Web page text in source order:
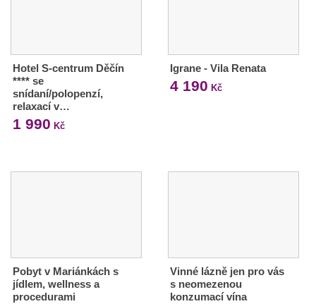
Hotel S-centrum Děčín
**** se
snídaní/polopenzí,
relaxací v…
1 990 Kč
Igrane - Vila Renata
4 190 Kč
Pobyt v Mariánkách s
jídlem, wellness a
procedurami
Vinné lázně jen pro vás
s neomezenou
konzumací vína